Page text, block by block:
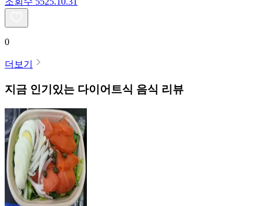
0
더보기
지금 인기있는 다이어트식 음식 리뷰